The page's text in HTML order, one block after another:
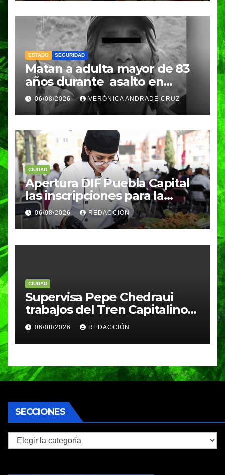
ESTADO SEGURIDAD
Matan a adulta mayor de 83
años durante asalto en
Amozoc
06/08/2026 VERÓNICA ANDRADE CRUZ
CIUDAD
Apertura DIF Puebla Capital
las inscripciones para la
Carrera de Capacitación para
el Trabajo en Gastronomía
06/08/2026 REDACCIÓN
CIUDAD
Supervisa Pepe Chedraui
trabajos del Tren Capitalino
de Pavimentación en bulevar
Héroes del 5 de Mayo
06/08/2026 REDACCIÓN
SECCIONES
Secciones